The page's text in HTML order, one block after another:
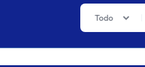
Los precios actuales
Todo